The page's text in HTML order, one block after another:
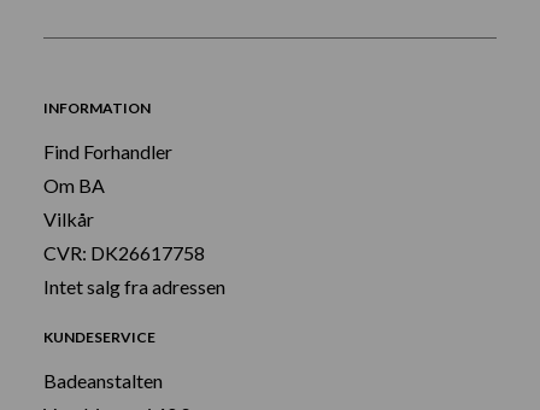
INFORMATION
Find Forhandler
Om BA
Vilkår
CVR: DK26617758
Intet salg fra adressen
KUNDESERVICE
Badeanstalten